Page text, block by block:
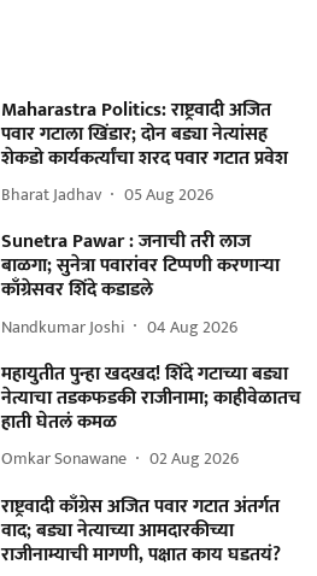
Maharastra Politics: राष्ट्रवादी अजित
पवार गटाला खिंडार; दोन बड्या नेत्यांसह
शेकडो कार्यकर्त्यांचा शरद पवार गटात प्रवेश
Bharat Jadhav 05 Aug 2026
Sunetra Pawar : जनाची तरी लाज
बाळगा; सुनेत्रा पवारांवर टिप्पणी करणाऱ्या
काँग्रेसवर शिंदे कडाडले
Nandkumar Joshi 04 Aug 2026
महायुतीत पुन्हा खदखद! शिंदे गटाच्या बड्या
नेत्याचा तडकफडकी राजीनामा; काहीवेळातच
हाती घेतलं कमळ
Omkar Sonawane 02 Aug 2026
राष्ट्रवादी काँग्रेस अजित पवार गटात अंतर्गत
वाद; बड्या नेत्याच्या आमदारकीच्या
राजीनाम्याची मागणी, पक्षात काय घडतयं?